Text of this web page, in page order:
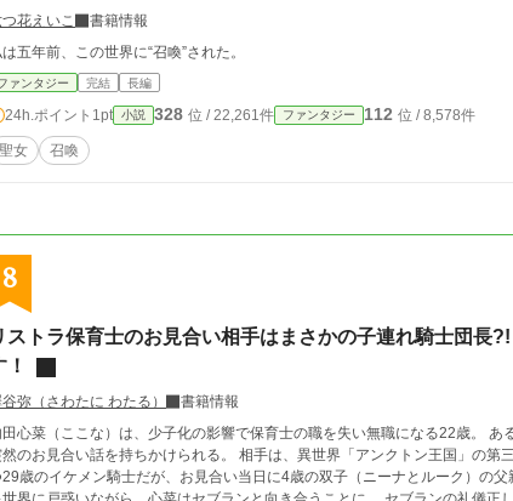
花えいこ
書籍情報
五年前、この世界に“召喚”された。
ァンタジー 完結 長編
24h.ポイント 1pt 小説 328 位 / 22,261件 ファンタジー 112 位 / 8,578件
聖女 召喚
8
ストラ保育士のお見合い相手はまさかの子連れ騎士団長
！
弥（さわたに わたる）
書籍情報
心菜（ここな）は、少子化の影響で保育士の職を失い無職になる22歳。
のお見合い話を持ちかけられる。 相手は、異世界「アンクトン王国」の第
歳のイケメン騎士だが、お見合い当日に4歳の双子（ニーナとルーク）の